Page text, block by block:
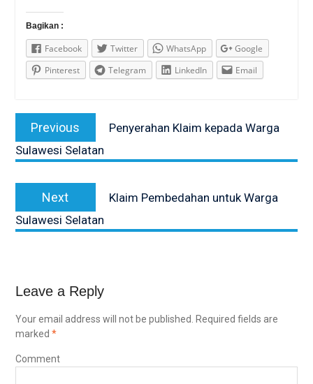
Bagikan :
Facebook Twitter WhatsApp
Google
Pinterest
Telegram LinkedIn Email
Post
navigation
Previous
Previous
post:
Penyerahan Klaim kepada Warga
Sulawesi Selatan
Next
Next
Klaim Pembedahan untuk Warga
Sulawesi Selatan
Leave a Reply
Your email address will not be published. Required fields are
marked *
Comment